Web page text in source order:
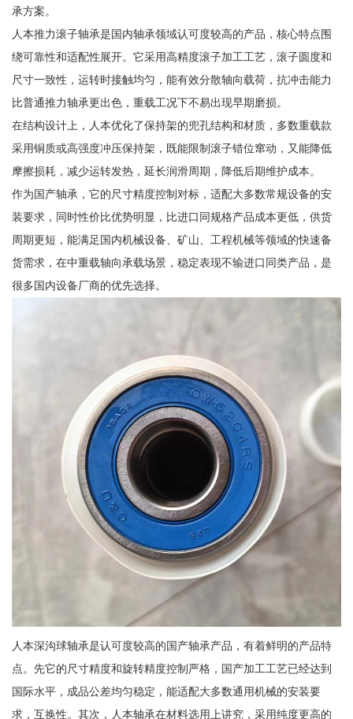
承方案。
人本推力滚子轴承是国内轴承领域认可度较高的产品，核心特点围
绕可靠性和适配性展开。它采用高精度滚子加工工艺，滚子圆度和
尺寸一致性，运转时接触均匀，能有效分散轴向载荷，抗冲击能力
比普通推力轴承更出色，重载工况下不易出现早期磨损。
在结构设计上，人本优化了保持架的兜孔结构和材质，多数重载款
采用铜质或高强度冲压保持架，既能限制滚子错位窜动，又能降低
摩擦损耗，减少运转发热，延长润滑周期，降低后期维护成本。
作为国产轴承，它的尺寸精度控制对标，适配大多数常规设备的安
装要求，同时性价比优势明显，比进口同规格产品成本更低，供货
周期更短，能满足国内机械设备、矿山、工程机械等领域的快速备
货需求，在中重载轴向承载场景，稳定表现不输进口同类产品，是
很多国内设备厂商的优先选择。
人本深沟球轴承是认可度较高的国产轴承产品，有着鲜明的产品特
点。先它的尺寸精度和旋转精度控制严格，国产加工工艺已经达到
国际水平，成品公差均匀稳定，能适配大多数通用机械的安装要
求，互换性。其次，人本轴承在材料选用上讲究，采用纯度更高的